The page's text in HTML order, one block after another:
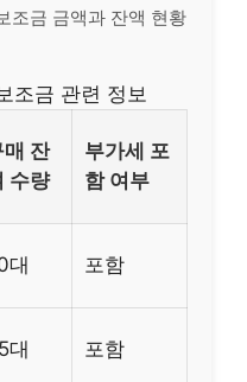
조금 금액과 잔액 현황
조금 관련 정보
매 잔
수량
부가세 포
함 여부
대 포함
대 포함